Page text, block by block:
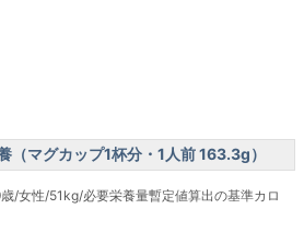
（マグカップ1杯分・1人前 163.3g）
/女性/51kg/必要栄養量暫定値算出の基準カロ